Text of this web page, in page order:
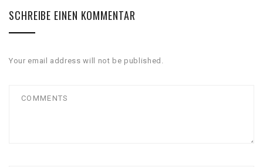
SCHREIBE EINEN KOMMENTAR
Your email address will not be published.